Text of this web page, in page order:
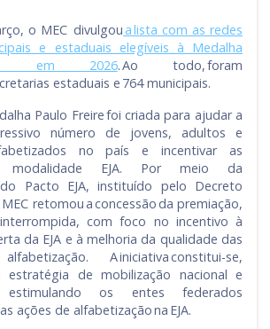
o MEC divulgou a lista com as redes
e estaduais elegíveis à Medalha
em 2026. Ao todo, foram
estaduais e 764 municipais.
Paulo Freire foi criada para ajudar a
número de jovens, adultos e
no país e incentivar as
modalidade EJA. Por meio da
Pacto EJA, instituído pelo Decreto
MEC retomou a concessão da premiação,
com foco no incentivo à
da EJA e à melhoria da qualidade das
A iniciativa constitui-se,
estratégia de mobilização nacional e
estimulando os entes federados
ações de alfabetização na EJA.